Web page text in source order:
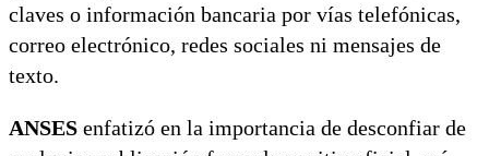
claves o información bancaria por vías telefónicas,
correo electrónico, redes sociales ni mensajes de
texto.
ANSES enfatizó en la importancia de desconfiar de